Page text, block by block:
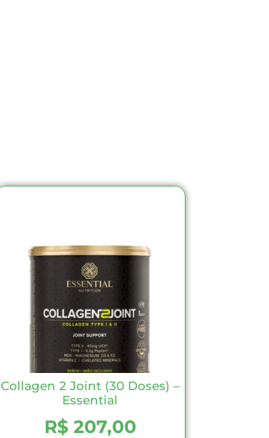
Collagen 2 Joint (30 Doses) –
Essential
R$207,00